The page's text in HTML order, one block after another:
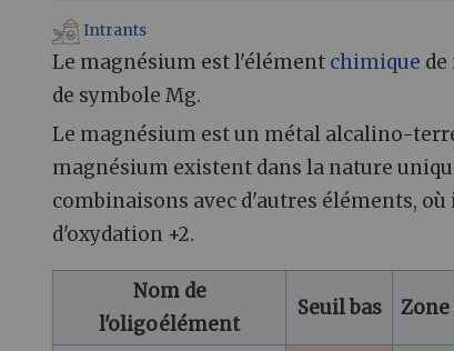
Aller à :navigation
Intrants
Le magnésium est l'élément chimique
de symbole Mg.
Le magnésium est un métal alcalino-
magnésium existent dans la nature
combinaisons avec d'autres éléments,
d'oxydation +2.
Nom de
l'oligoélément
Seuil bas